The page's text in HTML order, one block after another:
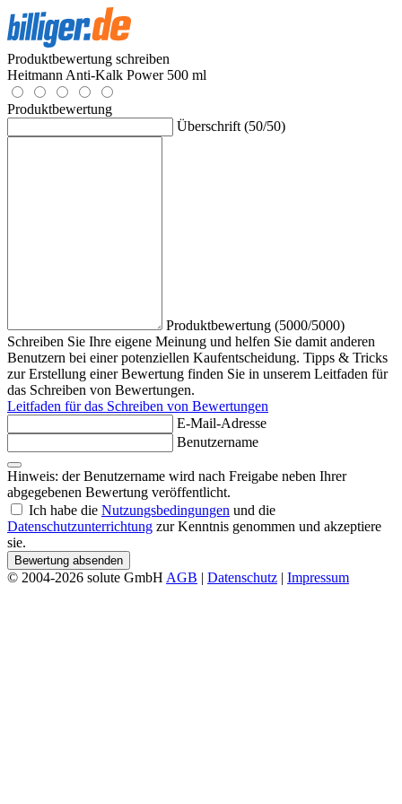
Produktbewertung schreiben
Heitmann Anti-Kalk Power 500 ml
Produktbewertung
Überschrift (50/50)
Produktbewertung (5000/5000)
Schreiben Sie Ihre eigene Meinung und helfen Sie damit anderen
Benutzern bei einer potenziellen Kaufentscheidung. Tipps & Tricks
zur Erstellung einer Bewertung finden Sie in unserem Leitfaden für
das Schreiben von Bewertungen.
Leitfaden für das Schreiben von Bewertungen
E-Mail-Adresse
Benutzername
Hinweis: der Benutzername wird nach Freigabe neben Ihrer
abgegebenen Bewertung veröffentlicht.
Ich habe die Nutzungsbedingungen und die
Datenschutzunterrichtung zur Kenntnis genommen und akzeptiere
sie.
Bewertung absenden
© 2004-2026 solute GmbH AGB | Datenschutz | Impressum